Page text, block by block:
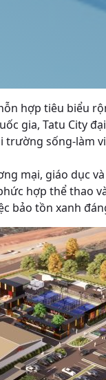
hợp tiêu biểu
gia, Tatu City
trường sống-làm
mại, giáo dục
hợp thể thao
bảo tồn xanh